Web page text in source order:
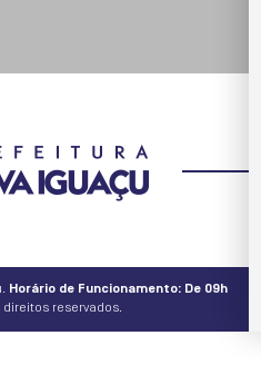
Horário de Funcionamento: De 09h
direitos reservados.